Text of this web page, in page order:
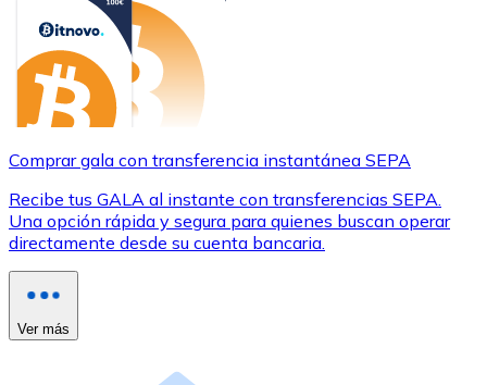
Comprar gala con transferencia instantánea SEPA
Recibe tus GALA al instante con transferencias SEPA.
Una opción rápida y segura para quienes buscan operar
directamente desde su cuenta bancaria.
Ver más